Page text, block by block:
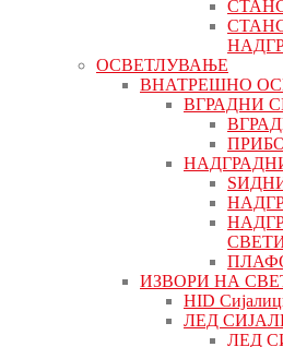
ОСВЕТЛУВАЊЕ
ВНАТРЕШНО
ВГРАДНИ
ИЗВОРИ НА
HID
ЛЕД
ЛЕД